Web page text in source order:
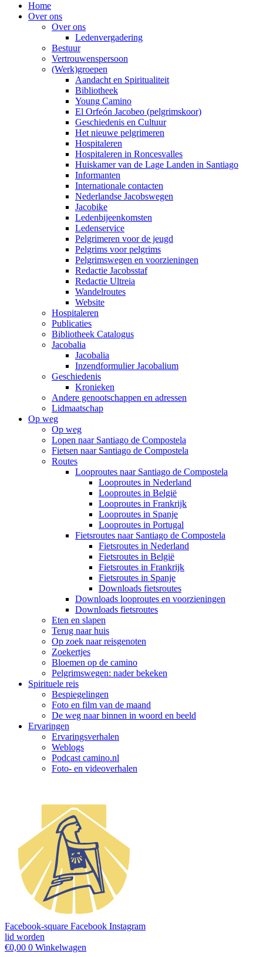
Home
Over ons
Over ons
Ledenvergadering
Bestuur
Vertrouwenspersoon
(Werk)groepen
Aandacht en Spiritualiteit
Bibliotheek
Young Camino
El Orfeón Jacobeo (pelgrimskoor)
Geschiedenis en Cultuur
Het nieuwe pelgrimeren
Hospitaleren
Hospitaleren in Roncesvalles
Huiskamer van de Lage Landen in Santiago
Informanten
Internationale contacten
Nederlandse Jacobswegen
Jacobike
Ledenbijeenkomsten
Ledenservice
Pelgrimeren voor de jeugd
Pelgrims voor pelgrims
Pelgrimswegen en voorzieningen
Redactie Jacobsstaf
Redactie Ultreia
Wandelroutes
Website
Hospitaleren
Publicaties
Bibliotheek Catalogus
Jacobalia
Jacobalia
Inzendformulier Jacobalium
Geschiedenis
Kronieken
Andere genootschappen en adressen
Lidmaatschap
Op weg
Op weg
Lopen naar Santiago de Compostela
Fietsen naar Santiago de Compostela
Routes
Looproutes naar Santiago de Compostela
Looproutes in Nederland
Looproutes in België
Looproutes in Frankrijk
Looproutes in Spanje
Looproutes in Portugal
Fietsroutes naar Santiago de Compostela
Fietsroutes in Nederland
Fietsroutes in België
Fietsroutes in Frankrijk
Fietsroutes in Spanje
Downloads fietsroutes
Downloads looproutes en voorzieningen
Downloads fietsroutes
Eten en slapen
Terug naar huis
Op zoek naar reisgenoten
Zoekertjes
Bloemen op de camino
Pelgrimswegen: nader bekeken
Spirituele reis
Bespiegelingen
Foto en film van de maand
De weg naar binnen in woord en beeld
Ervaringen
Ervaringsverhalen
Weblogs
Podcast camino.nl
Foto- en videoverhalen
Facebook-square Facebook Instagram
lid worden
€0,00 0 Winkelwagen